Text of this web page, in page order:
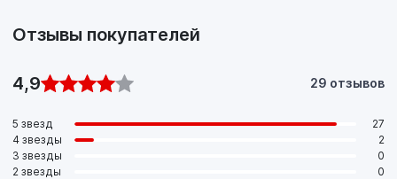
Отзывы покупателей
4,9 29 отзывов
5 звезд
27
4 звезды
2
3 звезды
0
2 звезды
0